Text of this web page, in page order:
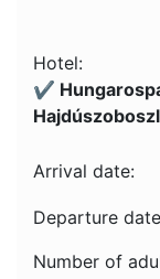
Hotel:
✔️
Arrival date:
Departure
Number of